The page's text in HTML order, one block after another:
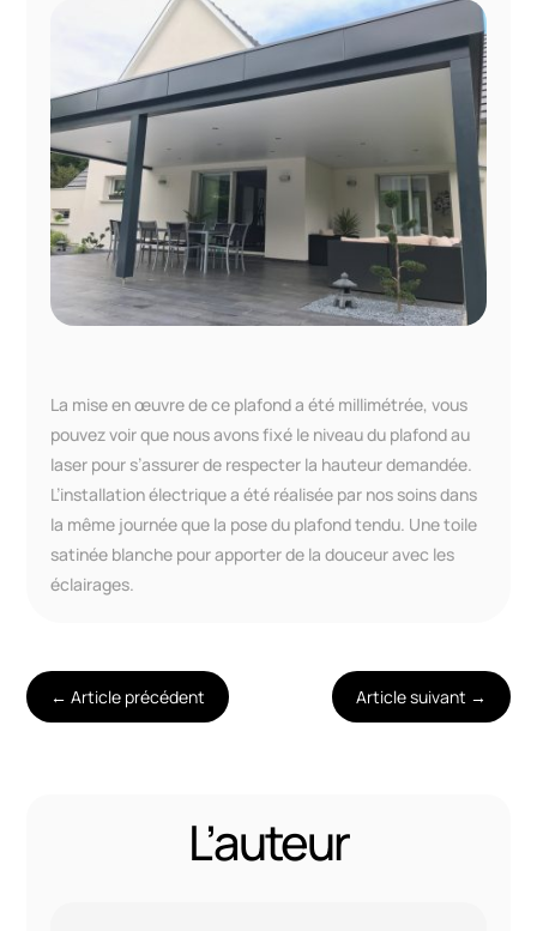
La mise en œuvre de ce plafond a été millimétrée, vous
pouvez voir que nous avons fixé le niveau du plafond au
laser pour s’assurer de respecter la hauteur demandée.
L’installation électrique a été réalisée par nos soins dans
la même journée que la pose du plafond tendu. Une toile
satinée blanche pour apporter de la douceur avec les
éclairages.
←Article précédent Article suivant →
L’auteur